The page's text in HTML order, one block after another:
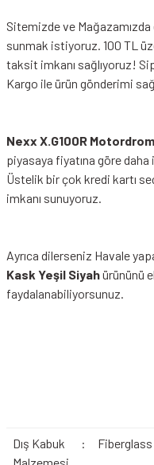
Sitemizde ve
sunmak istiyoruz. 100 TL
taksit imkanı sağlıyoruz!
Kargo ile ürün gönderimi
Nexx X.G100R
piyasaya fiyatına göre
Üstelik bir çok kredi kartı
imkanı sunuyoruz.
Ayrıca dilerseniz Havale
Kask Yeşil Siyahürününü
faydalanabiliyorsunuz.
Dış Kabuk
: Fiberglass